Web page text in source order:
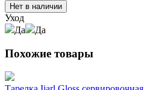
Нет в наличии
Уход
Да
Да
Похожие товары